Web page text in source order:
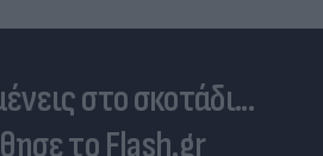
στο σκοτάδι...
το Flash.gr